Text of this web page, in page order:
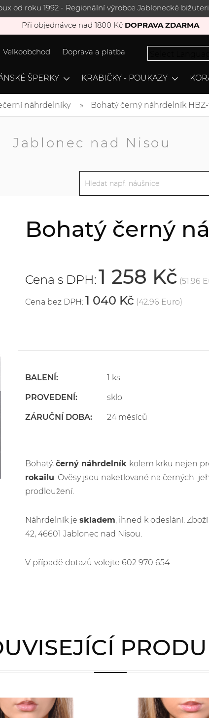
od roku 1992 - Regionální výrobce Jablonecké
Při objednávce nad 1800 Kč DOPRAVA ZDARMA
Velkoobchod Doprava a platba
ŠPERKY KRABIČKY - POUKAZY
náhrdelníky Bohatý černý náhrdelník
Jablonec nad Nisou
Bohatý černý
Cena s DPH:1 258 Kč (51.96
Cena bez DPH: 1 040 Kč (42.96 Euro)
BALENÍ: 1 ks
PROVEDENÍ: sklo
ZÁRUČNÍ DOBA: 24 měsíců
Bohatý, černý náhrdelník kolem krku nejen
rokailu. Ověsy jsou naketlované na černých
prodloužení.
Náhrdelník je skladem, ihned k odeslání.
42, 46601 Jablonec nad Nisou.
V případě dotazů volejte 602 970 654